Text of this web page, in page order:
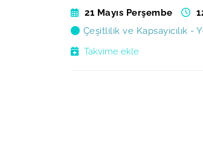
21 Mayıs Perşembe
Çeşitlilik ve Kapsayıcılık -
Takvime ekle